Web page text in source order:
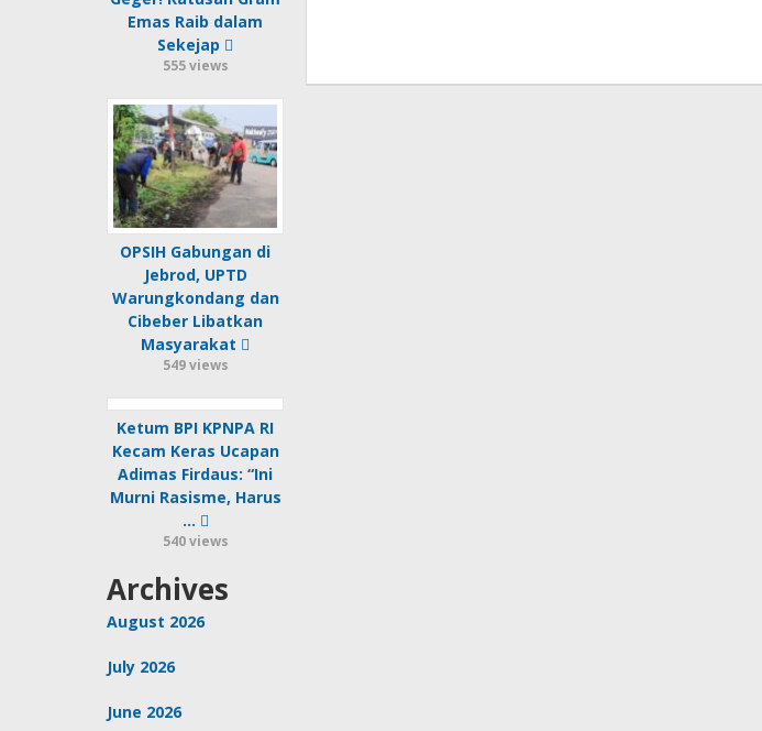
Emas Raib dalam
Sekejap
555 views
OPSIH Gabungan di
Jebrod, UPTD
Warungkondang dan
Cibeber Libatkan
Masyarakat
549 views
Ketum BPI KPNPA RI
Kecam Keras Ucapan
Adimas Firdaus: “Ini
Murni Rasisme, Harus
…
540 views
Archives
August 2026
July 2026
June 2026